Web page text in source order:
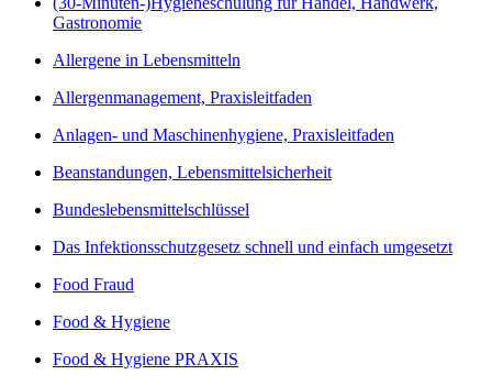
Gastronomie
Allergene in Lebensmitteln
Allergenmanagement, Praxisleitfaden
Anlagen- und Maschinenhygiene, Praxisleitfaden
Beanstandungen, Lebensmittelsicherheit
Bundeslebensmittelschlüssel
Das Infektionsschutzgesetz schnell und einfach umgesetzt
Food Fraud
Food & Hygiene
Food & Hygiene PRAXIS